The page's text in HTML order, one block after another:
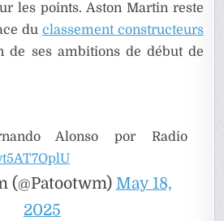
les points. Aston Martin reste
du classement constructeurs
de ses ambitions de début de
Alonso por Radio
(@Patootwm) May 18,
2025